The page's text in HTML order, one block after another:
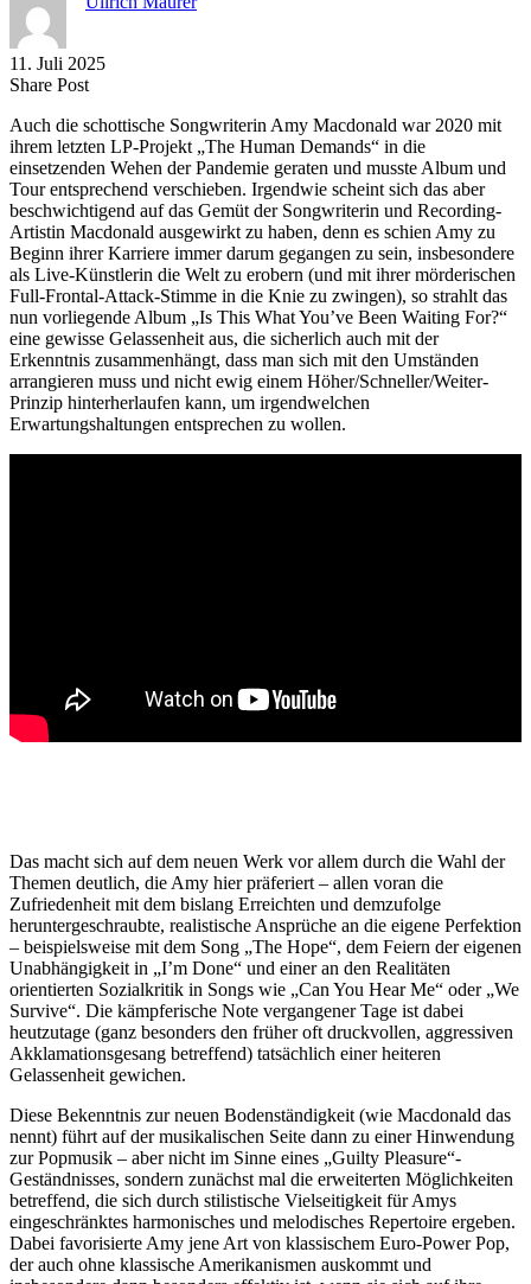
11. Juli 2025
Share PostShare
Facebook
Copy
to
clipboard
Send
via
eMail
Auch die schottische Songwriterin Amy Macdonald war 2020 mit
ihrem letzten LP-Projekt „The Human Demands“ in die
einsetzenden Wehen der Pandemie geraten und musste Album und
Tour entsprechend verschieben. Irgendwie scheint sich das aber
beschwichtigend auf das Gemüt der Songwriterin und Recording-
Artistin Macdonald ausgewirkt zu haben, denn es schien Amy zu
Beginn ihrer Karriere immer darum gegangen zu sein, insbesondere
als Live-Künstlerin die Welt zu erobern (und mit ihrer mörderischen
Full-Frontal-Attack-Stimme in die Knie zu zwingen), so strahlt das
nun vorliegende Album „Is This What You’ve Been Waiting For?“
eine gewisse Gelassenheit aus, die sicherlich auch mit der
Erkenntnis zusammenhängt, dass man sich mit den Umständen
arrangieren muss und nicht ewig einem Höher/Schneller/Weiter-
Prinzip hinterherlaufen kann, um irgendwelchen
Erwartungshaltungen entsprechen zu wollen.
Das macht sich auf dem neuen Werk vor allem durch die Wahl der
Themen deutlich, die Amy hier präferiert – allen voran die
Zufriedenheit mit dem bislang Erreichten und demzufolge
heruntergeschraubte, realistische Ansprüche an die eigene Perfektion
– beispielsweise mit dem Song „The Hope“, dem Feiern der eigenen
Unabhängigkeit in „I’m Done“ und einer an den Realitäten
orientierten Sozialkritik in Songs wie „Can You Hear Me“ oder „We
Survive“. Die kämpferische Note vergangener Tage ist dabei
heutzutage (ganz besonders den früher oft druckvollen, aggressiven
Akklamationsgesang betreffend) tatsächlich einer heiteren
Gelassenheit gewichen.
Diese Bekenntnis zur neuen Bodenständigkeit (wie Macdonald das
nennt) führt auf der musikalischen Seite dann zu einer Hinwendung
zur Popmusik – aber nicht im Sinne eines „Guilty Pleasure“-
Geständnisses, sondern zunächst mal die erweiterten Möglichkeiten
betreffend, die sich durch stilistische Vielseitigkeit für Amys
eingeschränktes harmonisches und melodisches Repertoire ergeben.
Dabei favorisierte Amy jene Art von klassischem Euro-Power Pop,
der auch ohne klassische Amerikanismen auskommt und